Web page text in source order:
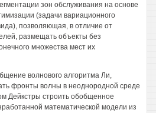
зон обслуживания на основе
(задачи вариационного
позволяющая, в отличие от
размещать объекты без
множества мест их
волнового алгоритма Ли,
фронты волны в неоднородной среде
Дейкстры строить обобщенное
математической модели из